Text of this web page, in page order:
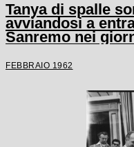
Tanya di spalle
avviandosi a
Sanremo nei
FEBBRAIO 1962